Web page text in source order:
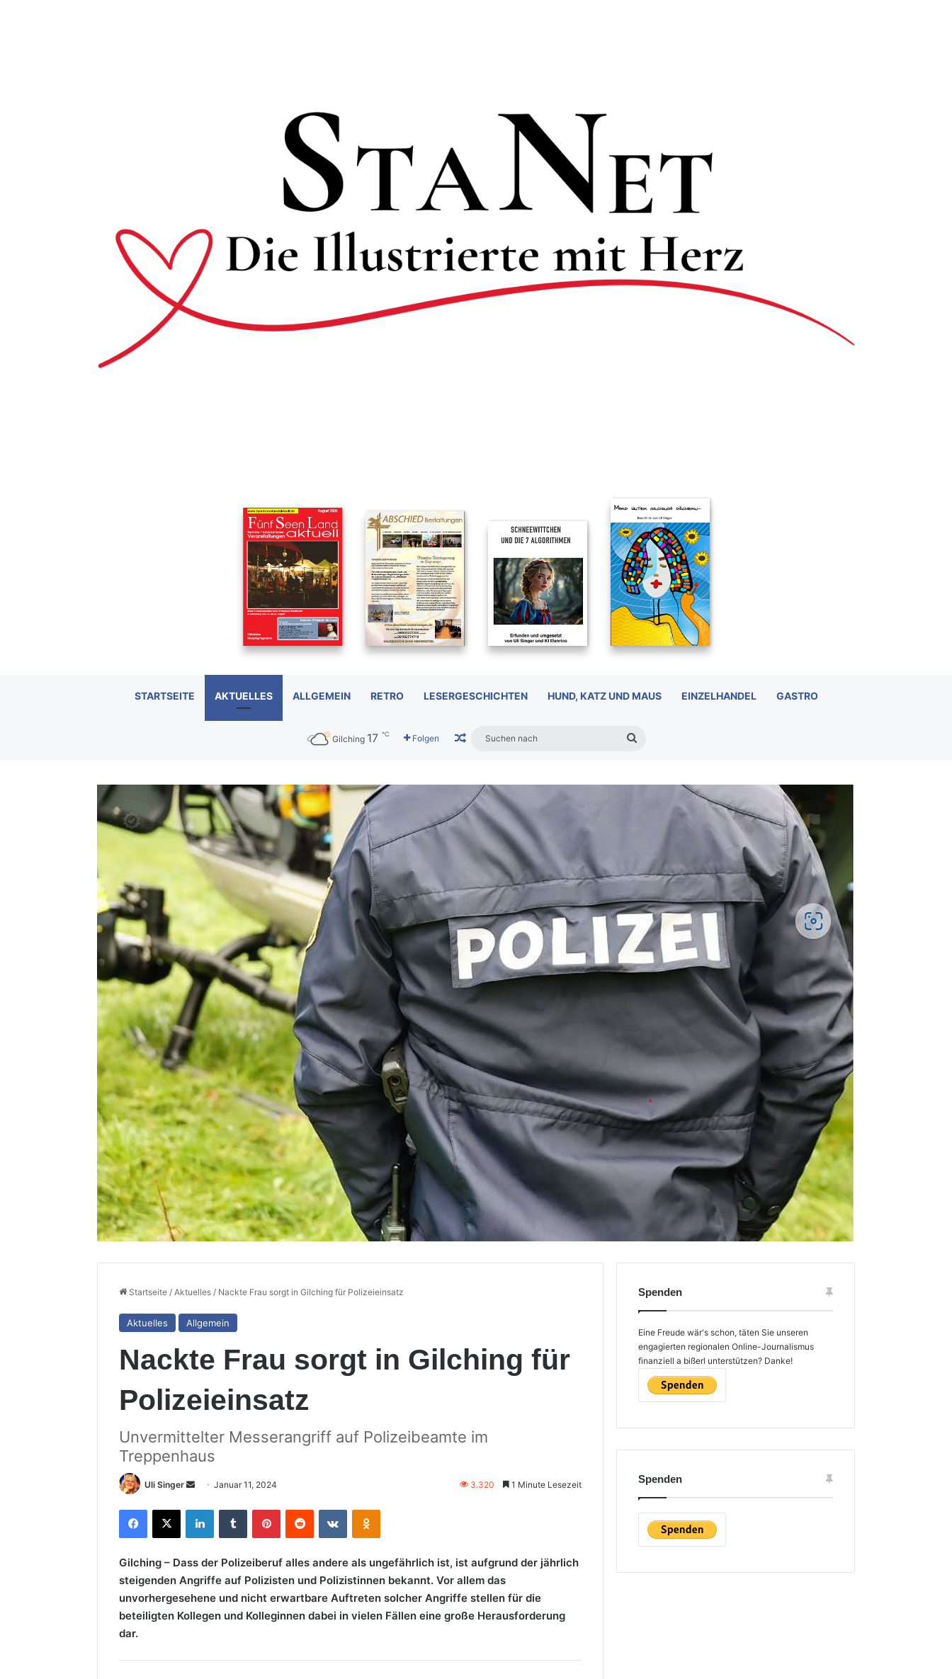
STARTSEITE AKTUELLES ALLGEMEIN RETRO LESERGESCHICHTEN HUND, KATZ UND MAUS EINZELHANDEL GASTRO
Gilching 17 ℃ Folgen Zufälliger Artikel
Suchen
Startseite / Aktuelles / Nackte Frau sorgt in Gilching für Polizeieinsatz
Aktuelles Allgemein
Nackte Frau sorgt in Gilching für
Polizeieinsatz
Unvermittelter Messerangriff auf Polizeibeamte im
Treppenhaus
Uli Singer
Sende
eine
Januar 11, 2024 3.320 1 Minute Lesezeit
Facebook
X LinkedInTumblr PinterestReddit VKontakteOdnoklassniki
Gilching – Dass der Polizeiberuf alles andere als ungefährlich ist, ist aufgrund der jährlich
steigenden Angriffe auf Polizisten und Polizistinnen bekannt. Vor allem das
unvorhergesehene und nicht erwartbare Auftreten solcher Angriffe stellen für die
beteiligten Kollegen und Kolleginnen dabei in vielen Fällen eine große Herausforderung
dar.
Spenden
Eine Freude wär's schon, täten Sie unseren
engagierten regionalen Online-Journalismus
finanziell a bißerl unterstützen? Danke!
Spenden